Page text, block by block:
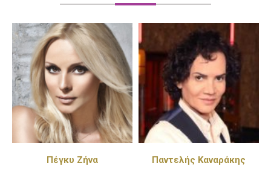
Πέγκυ Ζήνα Παντελής Καναράκης